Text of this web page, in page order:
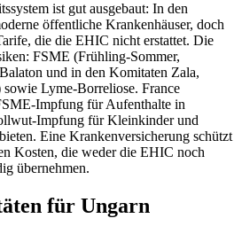
ist gut ausgebaut: In den
öffentliche Krankenhäuser, doch
die die EHIC nicht erstattet. Die
FSME (Frühling-Sommer,
und in den Komitaten Zala,
Lyme-Borreliose. France
Impfung für Aufenthalte in
Impfung für Kleinkinder und
Eine Krankenversicherung schützt
Kosten, die weder die EHIC noch
übernehmen.
für Ungarn